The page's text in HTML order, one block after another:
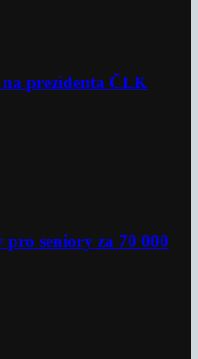
prezidenta ČLK
seniory za 70 000